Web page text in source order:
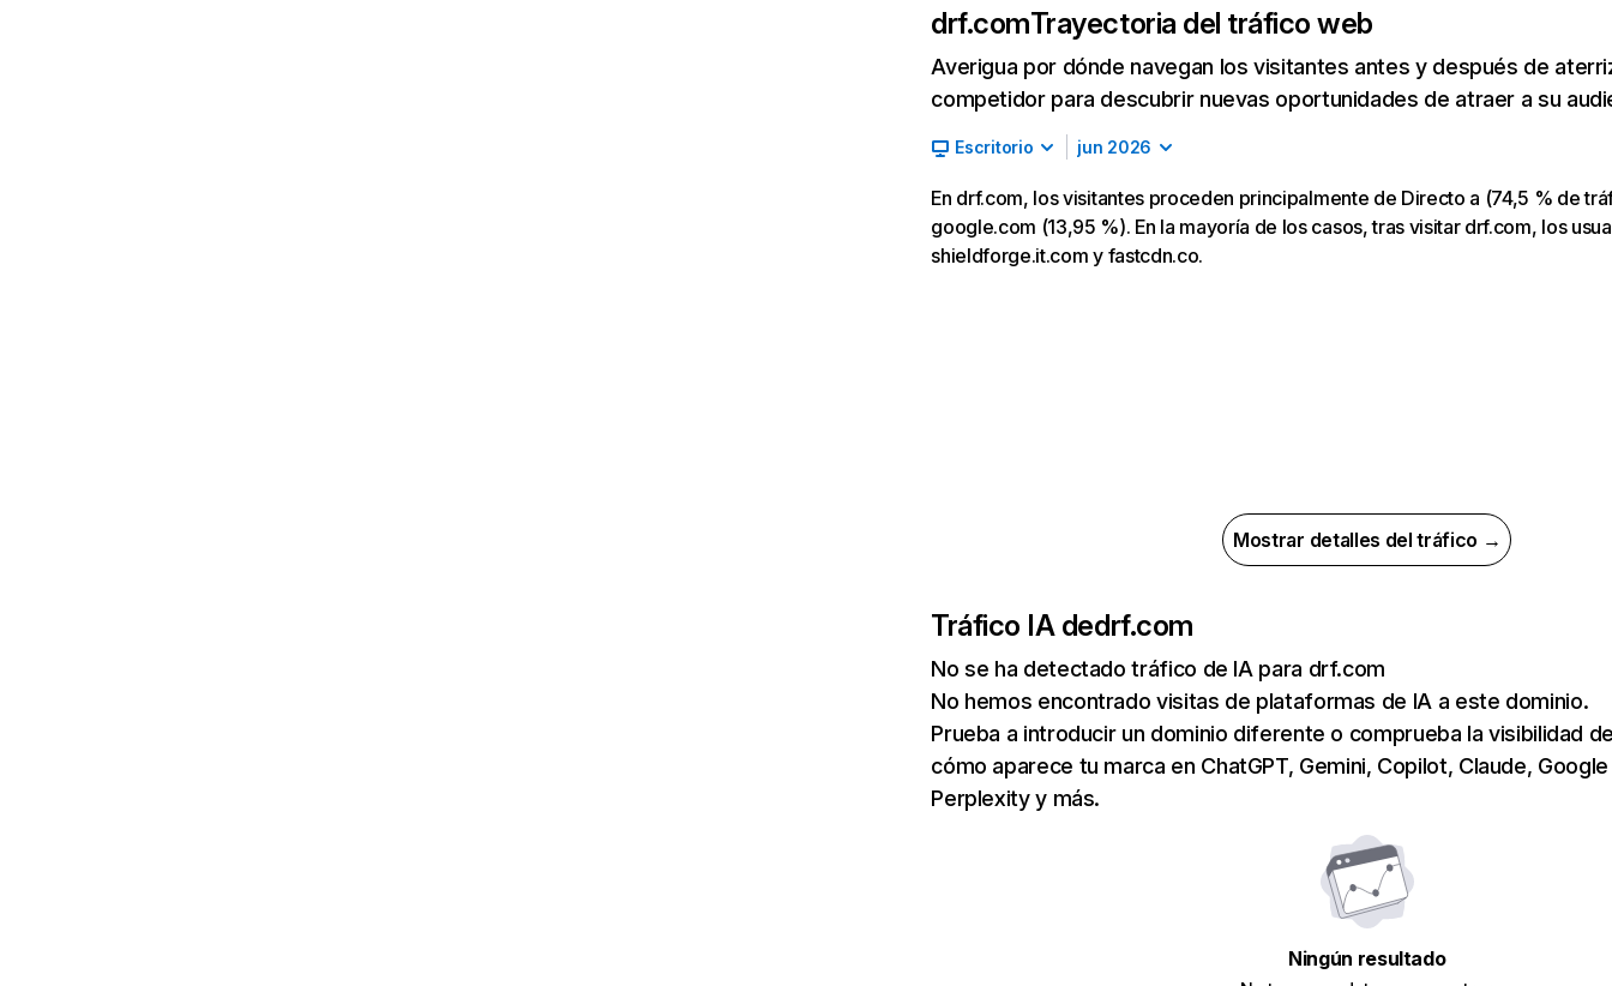
drf.comTrayectoria del tráfico web
Averigua por dónde navegan los visitantes antes y después de
competidor para descubrir nuevas oportunidades de atraer a su
Escritorio jun 2026
En drf.com, los visitantes proceden principalmente de Directo a (74,5 % de
google.com (13,95 %). En la mayoría de los casos, tras visitar drf.com, los
shieldforge.it.com y fastcdn.co.
Mostrar detalles del tráfico →
Tráfico IA dedrf.com
No se ha detectado tráfico de IA para drf.com
No hemos encontrado visitas de plataformas de IA a este dominio.
Prueba a introducir un dominio diferente o comprueba la visibilidad
cómo aparece tu marca en ChatGPT, Gemini, Copilot, Claude,
Perplexity y más.
Ningún resultado